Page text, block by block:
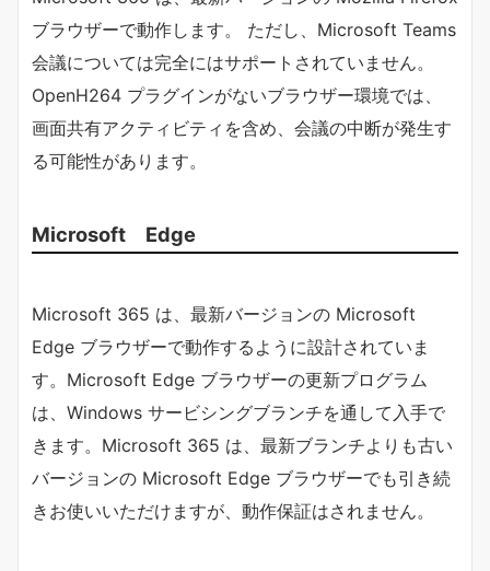
ブラウザーで動作します。 ただし、Microsoft Teams
会議については完全にはサポートされていません。
OpenH264 プラグインがないブラウザー環境では、
画面共有アクティビティを含め、会議の中断が発生す
る可能性があります。
Microsoft Edge
Microsoft 365 は、最新バージョンの Microsoft
Edge ブラウザーで動作するように設計されていま
す。Microsoft Edge ブラウザーの更新プログラム
は、Windows サービシングブランチを通して入手で
きます。Microsoft 365 は、最新ブランチよりも古い
バージョンの Microsoft Edge ブラウザーでも引き続
きお使いいただけますが、動作保証はされません。